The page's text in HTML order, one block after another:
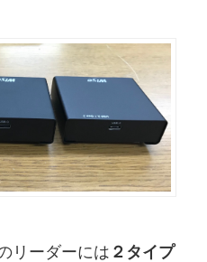
リーダーには ２タイプ